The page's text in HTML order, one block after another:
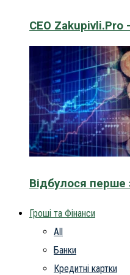
CEO
Відбулося перше
Гроші та Фінанси
All
Банки
Кредитні картки